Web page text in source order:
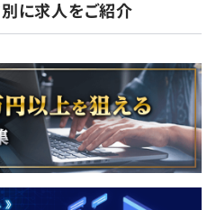
定め
に求人をご紹介